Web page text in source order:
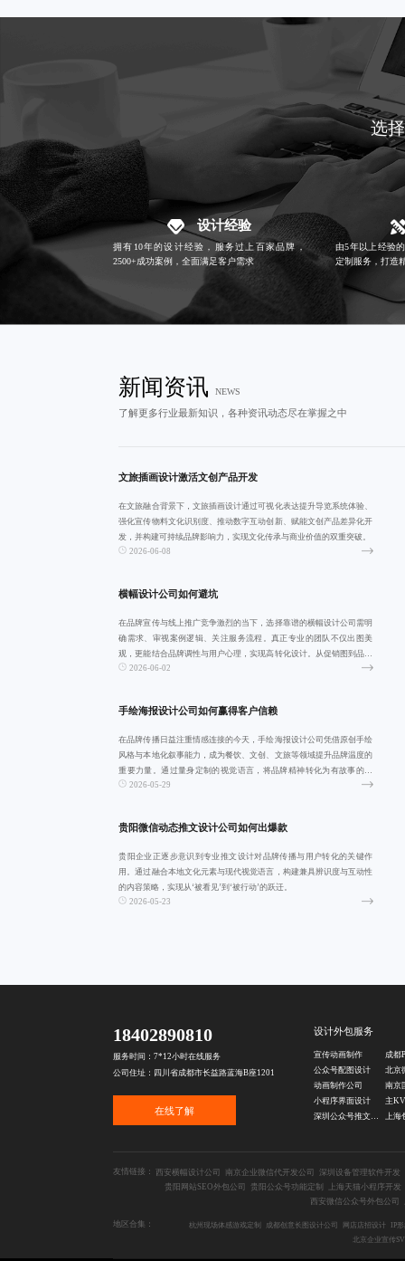
选择
设计经验
拥有10年的设计经验，服务过上百家品牌，
2500+成功案例，全面满足客户需求
由5年以上经验
定制服务，打造
新闻资讯 NEWS
了解更多行业最新知识，各种资讯动态尽在掌握之中
文旅插画设计激活文创产品开发
在文旅融合背景下，文旅插画设计通过可视化表达提升导览系统体验、
强化宣传物料文化识别度、推动数字互动创新、赋能文创产品差异化开
发，并构建可持续品牌影响力，实现文化传承与商业价值的双重突破。
2026-06-08
横幅设计公司如何避坑
在品牌宣传与线上推广竞争激烈的当下，选择靠谱的横幅设计公司需明
确需求、审视案例逻辑、关注服务流程。真正专业的团队不仅出图美
观，更能结合品牌调性与用户心理，实现高转化设计。从促销图到品牌
延展，全流程高效
2026-06-02
手绘海报设计公司如何赢得客户信赖
在品牌传播日益注重情感连接的今天，手绘海报设计公司凭借原创手绘
风格与本地化叙事能力，成为餐饮、文创、文旅等领域提升品牌温度的
重要力量。通过量身定制的视觉语言，将品牌精神转化为有故事的画
面，实现从信息传
2026-05-29
贵阳微信动态推文设计公司如何出爆款
贵阳企业正逐步意识到专业推文设计对品牌传播与用户转化的关键作
用。通过融合本地文化元素与现代视觉语言，构建兼具辨识度与互动性
的内容策略，实现从‘被看见’到‘被行动’的跃迁。
2026-05-23
18402890810
服务时间：7*12小时在线服务
公司住址：四川省成都市长益路蓝海B座1201
在线了解
设计外包服务
宣传动画制作
成都
公众号配图设计
动画制作公司
小程序界面设计
主
深圳公众号推文设计
上海
友情链接： 西安横幅设计公司 南京企业微信代开发公司
深圳设备管理软件开发
贵阳网站SEO外包公司
贵阳公众号功能定制
上海天猫小程序开发
西安微信公众号外包公司
地区合集： 杭州现场体感游戏定制 成都创意长图设计公司 网店店招设计
IP
北京企业宣传